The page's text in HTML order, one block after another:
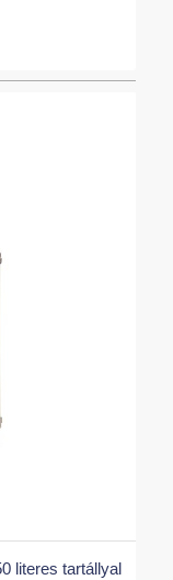
literes tartállyal